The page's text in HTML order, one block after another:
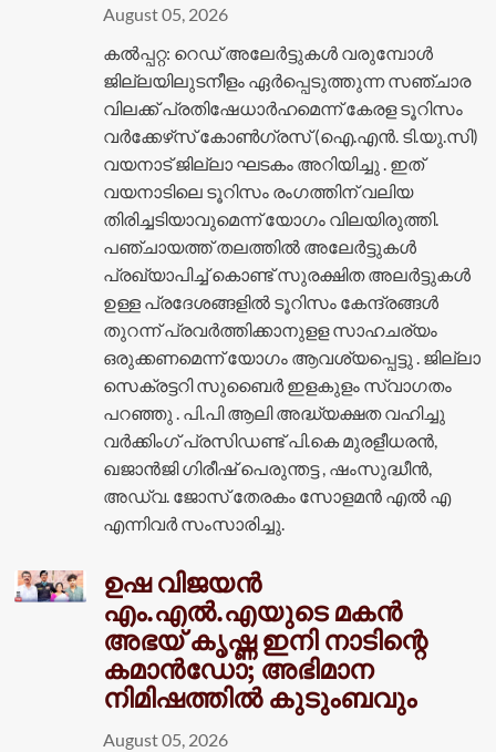
August 05, 2026
കൽപ്പറ്റ: റെഡ് അലേർട്ടുകൾ വരുമ്പോൾ
ജില്ലയിലുടനീളം ഏർപ്പെടുത്തുന്ന സഞ്ചാര
വിലക്ക് പ്രതിഷേധാർഹമെന്ന് കേരള ടൂറിസം
വർക്കേഴ്‌സ് കോൺഗ്രസ് (ഐ.എൻ. ടി.യു.സി)
വയനാട് ജില്ലാ ഘടകം അറിയിച്ചു . ഇത്
വയനാടിലെ ടൂറിസം രംഗത്തിന് വലിയ
തിരിച്ചടിയാവുമെന്ന് യോഗം വിലയിരുത്തി.
പഞ്ചായത്ത് തലത്തിൽ അലേർട്ടുകൾ
പ്രഖ്യാപിച്ച് കൊണ്ട് സുരക്ഷിത അലർട്ടുകൾ
ഉള്ള പ്രദേശങ്ങളിൽ ടൂറിസം കേന്ദ്രങ്ങൾ
തുറന്ന് പ്രവർത്തിക്കാനുളള സാഹചര്യം
ഒരുക്കണമെന്ന് യോഗം ആവശ്യപ്പെട്ടു . ജില്ലാ
സെക്രട്ടറി സുബൈർ ഇളകുളം സ്വാഗതം
പറഞ്ഞു . പി.പി ആലി അദ്ധ്യക്ഷത വഹിച്ചു
വർക്കിംഗ് പ്രസിഡണ്ട് പി.കെ മുരളീധരൻ,
ഖജാൻജി ഗിരീഷ് പെരുന്തട്ട , ഷംസുദ്ധീൻ,
അഡ്വ. ജോസ് തേരകം സോളമൻ എൽ എ
എന്നിവർ സംസാരിച്ചു.
ഉഷ വിജയൻ
എം.എൽ.എയുടെ മകൻ
അഭയ് കൃഷ്ണ ഇനി നാടിന്റെ
കമാൻഡോ; അഭിമാന
നിമിഷത്തിൽ കുടുംബവും
August 05, 2026